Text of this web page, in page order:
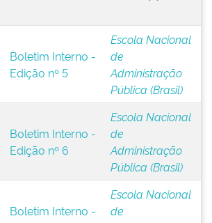
Boletim Interno -
Edição nº 5
Escola Nacional
de
Administração
Pública (Brasil)
Boletim Interno -
Edição nº 6
Escola Nacional
de
Administração
Pública (Brasil)
Boletim Interno -
Escola Nacional
de